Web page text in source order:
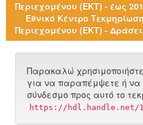
Περιεχομένου (ΕΚΤ) - έως
Εθνικό Κέντρο
Περιεχομένου (ΕΚΤ) -
Παρακαλώ
για να παραπέμψετε ή να
σύνδεσμο προς αυτό το
https://hdl.handle.net/